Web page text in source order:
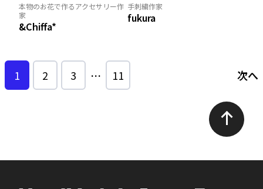
本物のお花で作るアクセサリー作
家
&Chiffa*
手刺繍作家
fukura
1 2 3 … 11 次へ